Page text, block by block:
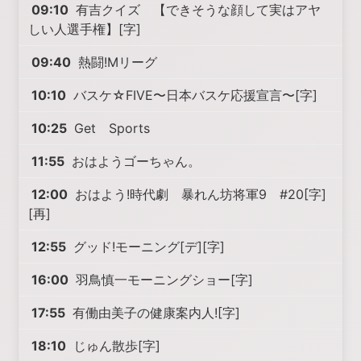
09:10 有吉クイズ 【できそうな顔して実はアヤ
しい人選手権】[字]
09:40 熱闘!Mリーグ
10:10 バスケ☆FIVE〜日本バスケ応援宣言〜[字]
10:25 Get Sports
11:55 おはようゴーちゃん。
12:00 おはよう!時代劇 暴れん坊将軍9 #20[字]
[再]
12:55 グッド!モーニング[デ][字]
16:00 羽鳥慎一モーニングショー[字]
17:55 有働由美子の健康案内人![字]
18:10 じゅん散歩[字]